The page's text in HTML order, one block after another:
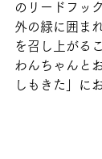
のリードフッ
外の緑に囲ま
を召し上がる
わんちゃんと
しもきた」に